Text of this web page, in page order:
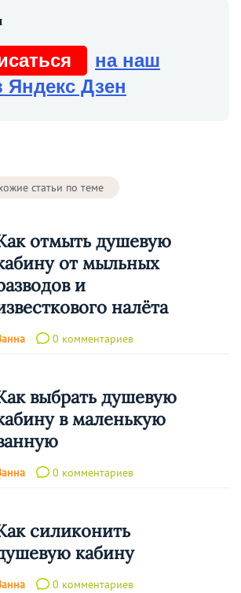
на наш
Яндекс Дзен
статьи по теме
отмыть душевую
от мыльных
и
налёта
0 комментариев
выбрать душевую
в маленькую
0 комментариев
силиконить
кабину
0 комментариев